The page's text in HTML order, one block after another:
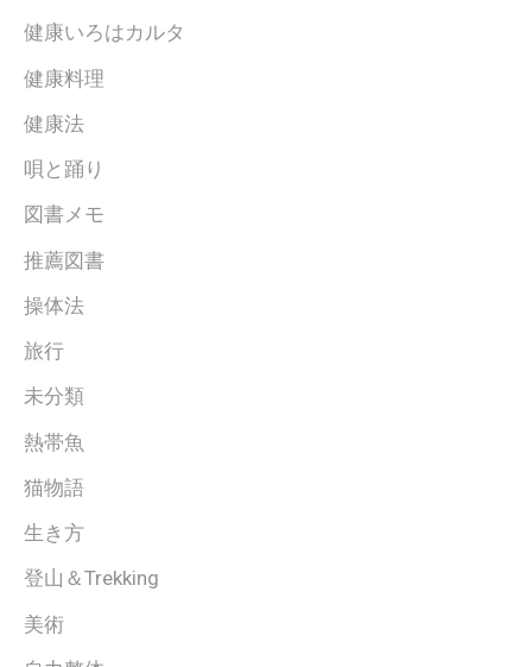
健康いろはカルタ
健康料理
健康法
唄と踊り
図書メモ
推薦図書
操体法
旅行
未分類
熱帯魚
猫物語
生き方
登山＆Trekking
美術